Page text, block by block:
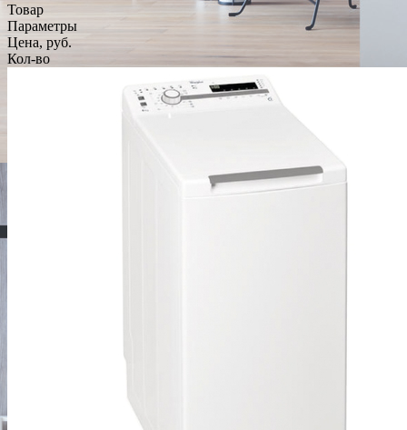
Товар
Параметры
Цена, руб.
Кол-во